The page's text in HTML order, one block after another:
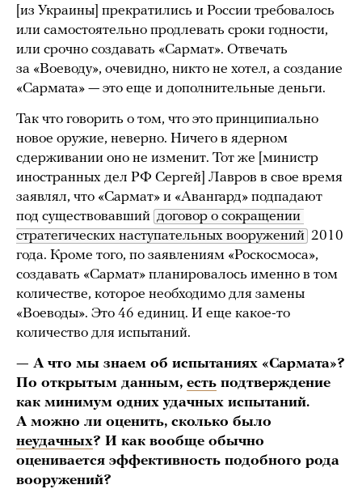
[из Украины] прекратились и России требовалось
или самостоятельно продлевать сроки годности,
или срочно создавать «Сармат». Отвечать
за «Воеводу», очевидно, никто не хотел, а создание
«Сармата» — это еще и дополнительные деньги.
Так что говорить о том, что это принципиально
новое оружие, неверно. Ничего в ядерном
сдерживании оно не изменит. Тот же [министр
иностранных дел РФ Сергей] Лавров в свое время
заявлял, что «Сармат» и «Авангард» подпадают
под существовавший договор о сокращении
стратегических наступательных вооружений 2010
года. Кроме того, по заявлениям «Роскосмоса»,
создавать «Сармат» планировалось именно в том
количестве, которое необходимо для замены
«Воеводы». Это 46 единиц. И еще какое-то
количество для испытаний.
— А что мы знаем об испытаниях «Сармата»?
По открытым данным, есть подтверждение
как минимум одних удачных испытаний.
А можно ли оценить, сколько было
неудачных? И как вообще обычно
оценивается эффективность подобного рода
вооружений?